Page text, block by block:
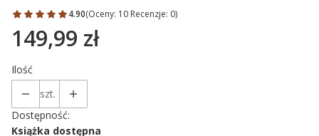
4.90(Oceny: 10 Recenzje: 0)
Cena
149,99 zł
Ilość
szt.
Dostępność:
Książka dostępna